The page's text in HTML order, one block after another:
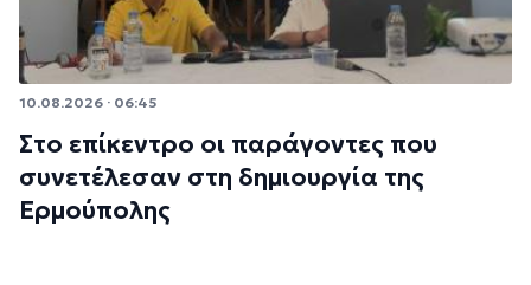
10.08.2026 · 06:45
Στο επίκεντρο οι παράγοντες που
συνετέλεσαν στη δημιουργία της
Ερμούπολης